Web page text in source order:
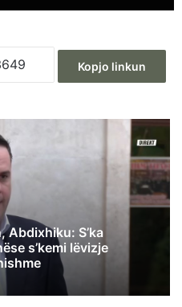
Kopjo linkun
Abdixhiku: S’ka
s’kemi lëvizje